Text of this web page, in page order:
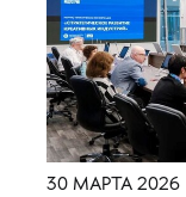
30 МАРТА 2026